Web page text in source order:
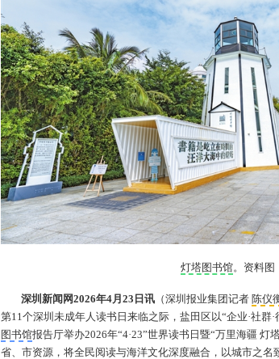
灯塔图书馆。资料图
深圳新闻网2026年4月23日讯 （深圳报业集团记者 陈仪
第11个深圳未成年人读书日来临之际，盐田区以“企业·社群
图书馆报告厅举办2026年“4·23”世界读书日暨“万里海疆 灯
省、市资源，将全民阅读与海洋文化深度融合，以城市之名